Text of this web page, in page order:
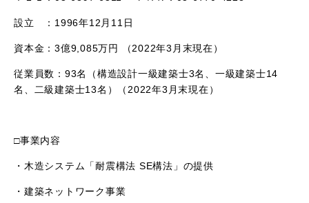
設立 ： 1996年12月 11日
資本金： 3億9,085万円 （2022年3 月末現在）
従業員数：93名（構造設計一級建築士3名、一級建築士14
名、二級建築士13名）（2022年3 月末現在）
□事業内容
・木造システム「耐震構法 SE構法」の提供
・建築ネットワーク事業